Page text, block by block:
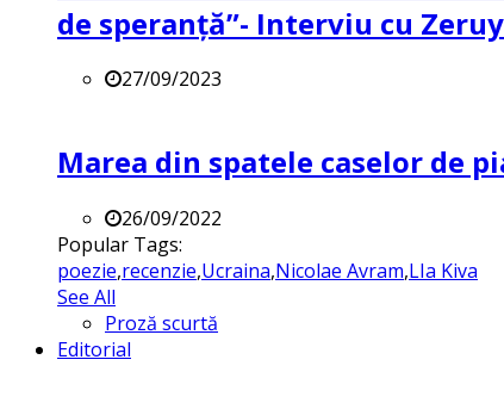
de speranță”- Interviu cu
27/09/2023
Marea din spatele caselor de
26/09/2022
Popular Tags:
poezie,recenzie,Ucraina,Nicolae Avram,LIa Kiva
See All
Proză scurtă
Editorial